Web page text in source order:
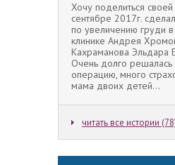
Хочу поделиться
сентябре 2017г.
по увеличению груди в
клинике Андрея
Кахраманова Эльдара
Очень долго решалась
операцию, много
мама двоих детей...
читать все истории